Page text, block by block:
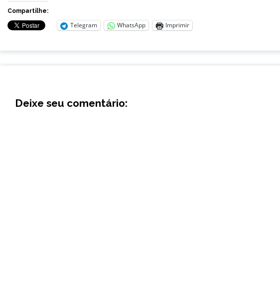
Compartilhe:
Telegram WhatsApp Imprimir
Deixe seu comentário: